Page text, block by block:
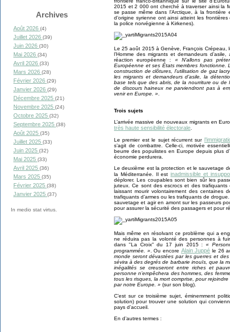
Archives
Août 2026 (4)
Juillet 2026 (39)
Juin 2026 (30)
Mai 2026 (34)
Avril 2026 (33)
Mars 2026 (28)
Février 2026 (29)
Janvier 2026 (29)
Décembre 2025 (21)
Novembre 2025 (24)
Octobre 2025 (32)
Septembre 2025 (38)
Août 2025 (35)
Juillet 2025 (33)
Juin 2025 (32)
Mai 2025 (33)
Avril 2025 (36)
Mars 2025 (35)
Février 2025 (38)
Janvier 2025 (37)
In medio stat virtus.
2015 et 2 000 ont cherché à traverser ainsi la
se passe même dans l’Arctique, à la
d’origine syrienne ont ainsi atteint les
la police norvégienne à Kirkenes).
Le 25 août 2015 à Genève, François Crépeau,
l’Homme des migrants et demandeurs
réaction européenne : « N’allons pas
Européenne et ses États membres fonctionne.
construction de clôtures, l’utilisation de gaz
les migrants et demandeurs d’asile, la
base tels que des abris, de la nourriture ou de
de discours haineux ne parviendront pas à
venir en Europe. ».
Trois sujets
L’arrivée massive de nouveaux migrants en
très haute sensibilité électorale.
Le premier est le sujet récurrent sur
s’agit de combattre. Celle-ci, motivée
beurre des populistes en Europe depuis plus
économie perdurera.
Le deuxième est la protection et le sauvetage
la Méditerranée. Il estinadmissible et
déplorer. Les coupables sont bien sûr les
juteux. Ce sont des escrocs et des trafiquants
laissant mourir volontairement des centaines
trafiquants d’armes ou les trafiquants de
sauvetage et agir en amont sur les passeurs
pour assurer la sécurité des passagers et pour
Mais même en résolvant ce problème qui a
ne réduira pas la volonté des personnes à
dans "La Croix" du 17 juin 2015 :«
programmée. ». Ou encore Alain Juppé le 26
monde seront dévastées par les guerres et
sévira à des degrés de barbarie inouïs, que la
inégalités se creuseront entre riches et
personne n’empêchera des hommes, des
tous les risques, la mort comprise, pour
par notre Europe. » (sur son blog).
C’est sur ce troisième sujet, éminemment
solution) pour trouver une solution qui
pays d’accueil.
En d’autres termes :